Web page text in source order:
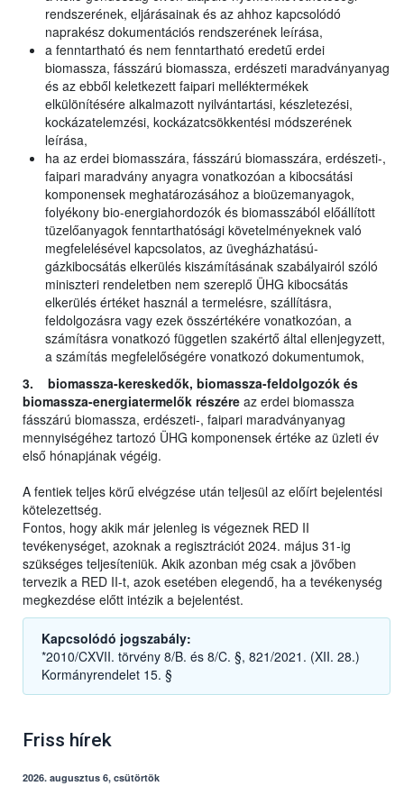
rendszerének, eljárásainak és az ahhoz kapcsolódó
naprakész dokumentációs rendszerének leírása,
a fenntartható és nem fenntartható eredetű erdei
biomassza, fásszárú biomassza, erdészeti maradványanyag
és az ebből keletkezett faipari melléktermékek
elkülönítésére alkalmazott nyilvántartási, készletezési,
kockázatelemzési, kockázatcsökkentési módszerének
leírása,
ha az erdei biomasszára, fásszárú biomasszára, erdészeti-,
faipari maradvány anyagra vonatkozóan a kibocsátási
komponensek meghatározásához a bioüzemanyagok,
folyékony bio-energiahordozók és biomasszából előállított
tüzelőanyagok fenntarthatósági követelményeknek való
megfelelésével kapcsolatos, az üvegházhatású-
gázkibocsátás elkerülés kiszámításának szabályairól szóló
miniszteri rendeletben nem szereplő ÜHG kibocsátás
elkerülés értéket használ a termelésre, szállításra,
feldolgozásra vagy ezek összértékére vonatkozóan, a
számításra vonatkozó független szakértő által ellenjegyzett,
a számítás megfelelőségére vonatkozó dokumentumok,
3. biomassza-kereskedők, biomassza-feldolgozók és
biomassza-energiatermelők részére az erdei biomassza
fásszárú biomassza, erdészeti-, faipari maradványanyag
mennyiségéhez tartozó ÜHG komponensek értéke az üzleti év
első hónapjának végéig.
A fentiek teljes körű elvégzése után teljesül az előírt bejelentési
kötelezettség.
Fontos, hogy akik már jelenleg is végeznek RED II
tevékenységet, azoknak a regisztrációt 2024. május 31-ig
szükséges teljesíteniük. Akik azonban még csak a jövőben
tervezik a RED II-t, azok esetében elegendő, ha a tevékenység
megkezdése előtt intézik a bejelentést.
Kapcsolódó jogszabály:
*2010/CXVII. törvény 8/B. és 8/C. §, 821/2021. (XII. 28.)
Kormányrendelet 15. §
Friss hírek
2026. augusztus 6, csütörtök